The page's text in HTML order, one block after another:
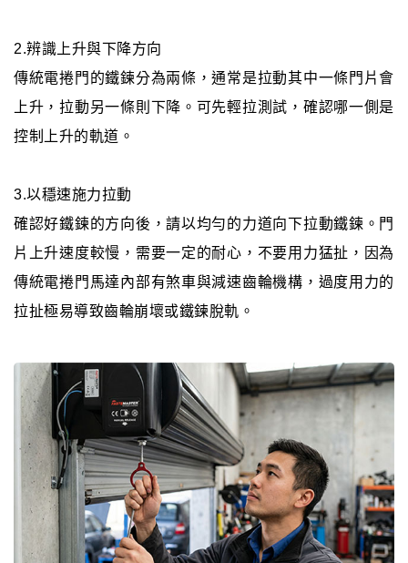
2.辨識上升與下降方向
傳統電捲門的鐵鍊分為兩條，通常是拉動其中一條門片會
上升，拉動另一條則下降。可先輕拉測試，確認哪一側是
控制上升的軌道。
3.以穩速施力拉動
確認好鐵鍊的方向後，請以均勻的力道向下拉動鐵鍊。門
片上升速度較慢，需要一定的耐心，不要用力猛扯，因為
傳統電捲門馬達內部有煞車與減速齒輪機構，過度用力的
拉扯極易導致齒輪崩壞或鐵鍊脫軌。